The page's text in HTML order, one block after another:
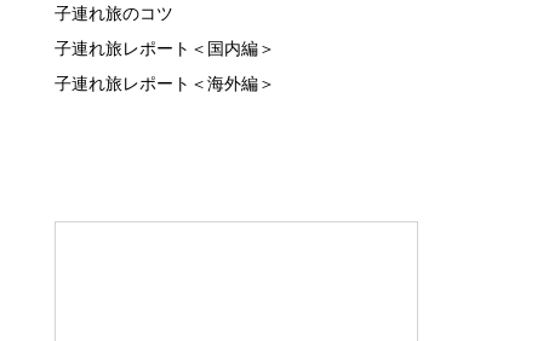
子連れ旅のコツ
子連れ旅レポート＜国内編＞
子連れ旅レポート＜海外編＞